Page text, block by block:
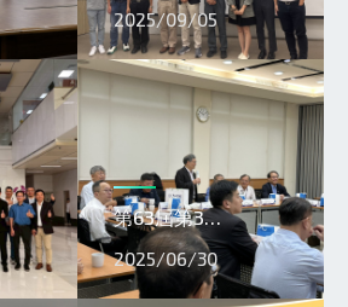
2025/09/05
第63屆第3…
2025/06/30